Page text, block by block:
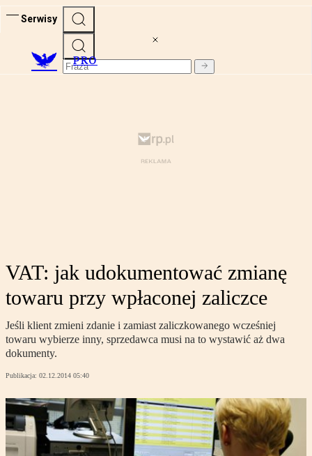
Serwisy
PRO
VAT: jak udokumentować zmianę
towaru przy wpłaconej zaliczce
Jeśli klient zmieni zdanie i zamiast zaliczkowanego wcześniej
towaru wybierze inny, sprzedawca musi na to wystawić aż dwa
dokumenty.
Publikacja: 02.12.2014 05:40